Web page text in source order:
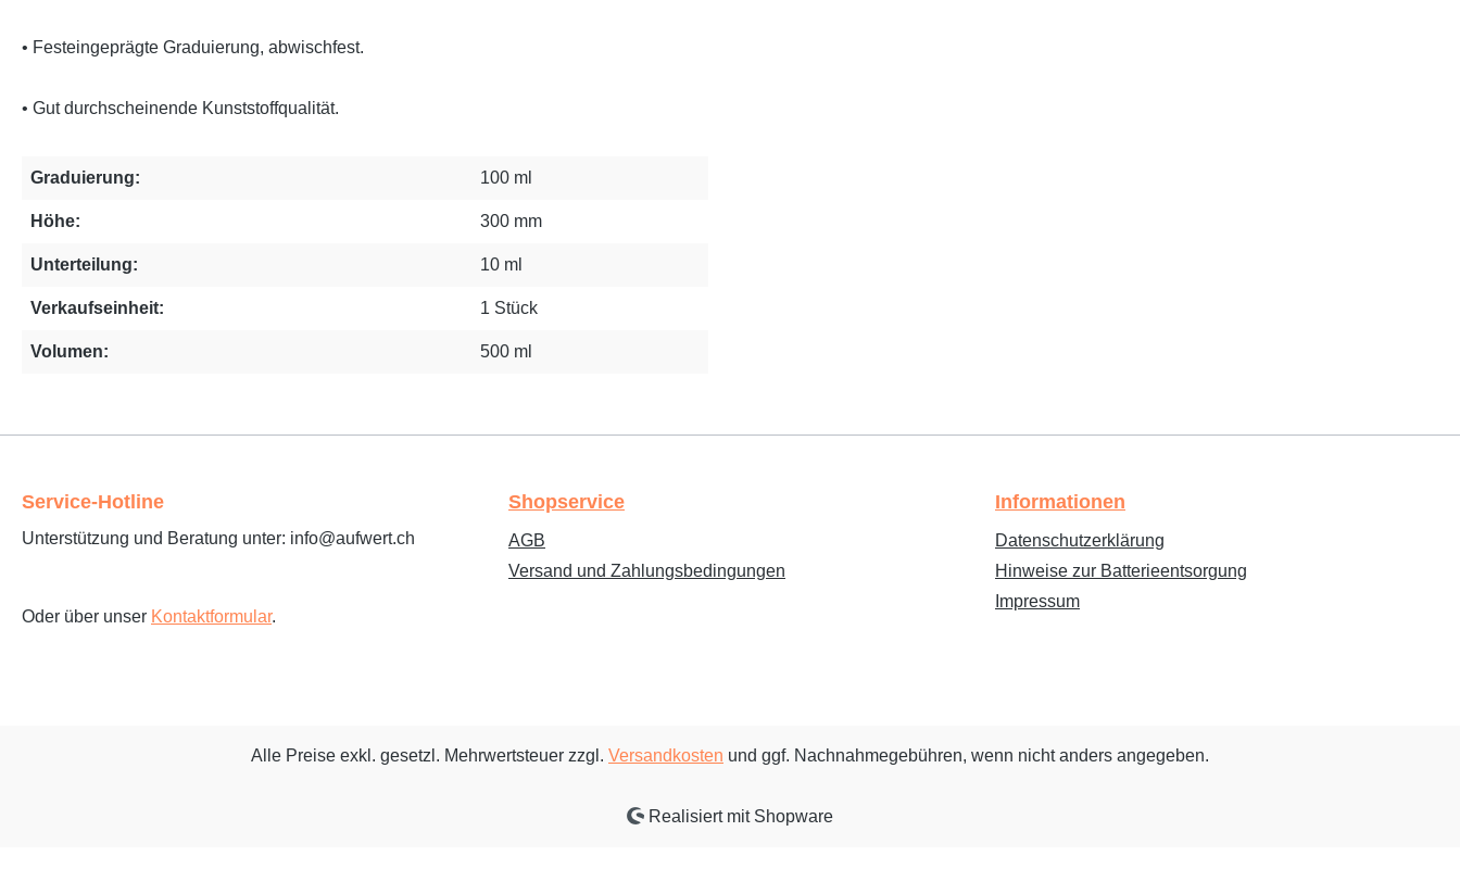
• Festeingeprägte Graduierung, abwischfest.
• Gut durchscheinende Kunststoffqualität.
Graduierung: 100 ml
Höhe: 300 mm
Unterteilung: 10 ml
Verkaufseinheit: 1 Stück
Volumen: 500 ml
Service-Hotline
Unterstützung und Beratung unter: info@aufwert.ch
Oder über unser Kontaktformular.
Shopservice
AGB
Versand und Zahlungsbedingungen
Informationen
Datenschutzerklärung
Hinweise zur Batterieentsorgung
Impressum
Alle Preise exkl. gesetzl. Mehrwertsteuer zzgl. Versandkosten und ggf. Nachnahmegebühren, wenn nicht anders angegeben.
Realisiert mit Shopware